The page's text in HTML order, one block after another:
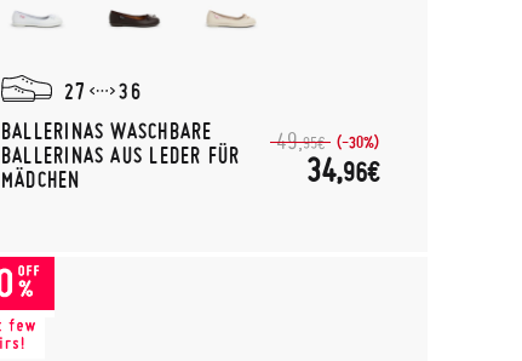
27
36
BALLERINAS WASCHBARE
BALLERINAS AUS LEDER FÜR
MÄDCHEN
49,95€ (-30%)
34,96€